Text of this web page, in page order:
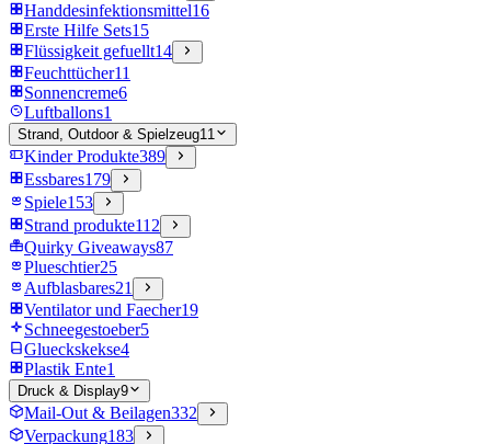
Handdesinfektionsmittel16
Erste Hilfe Sets15
Flüssigkeit gefuellt14
Feuchttücher11
Sonnencreme6
Luftballons1
Strand, Outdoor & Spielzeug11
Kinder Produkte389
Essbares179
Spiele153
Strand produkte112
Quirky Giveaways87
Plueschtier25
Aufblasbares21
Ventilator und Faecher19
Schneegestoeber5
Glueckskekse4
Plastik Ente1
Druck & Display9
Mail-Out & Beilagen332
Verpackung183